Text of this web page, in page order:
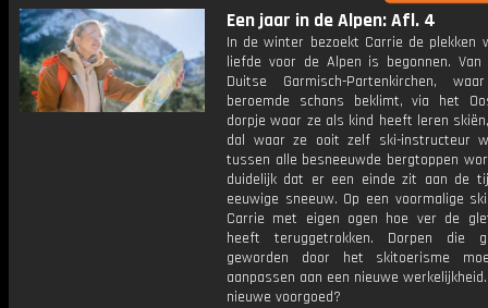
Een jaar in de Alpen: Afl. 4
In de winter bezoekt Carrie de plekken
liefde voor de Alpen is begonnen.
Duitse Garmisch-Partenkirchen,
beroemde schans beklimt, via het
dorpje waar ze als kind heeft leren
dal waar ze ooit zelf ski-instructeur
tussen alle besneeuwde bergtoppen
duidelijk dat er een einde zit aan de
eeuwige sneeuw. Op een voormalige
Carrie met eigen ogen hoe ver de
heeft teruggetrokken. Dorpen die
geworden door het skitoerisme
aanpassen aan een nieuwe
nieuwe voorgoed?